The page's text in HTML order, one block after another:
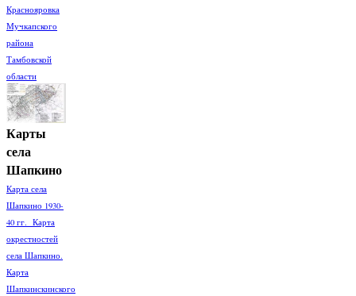
Краснояровка
Мучкапского
района
Тамбовской
области
Карты
села
Шапкино
Карта села
Шапкино 1930-
40 гг. Карта
окрестностей
села Шапкино.
Карта
Шапкинскинского